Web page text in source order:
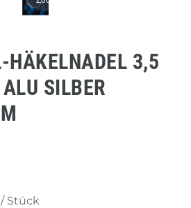
HÄKELNADEL 3,5
SILBER
Stück